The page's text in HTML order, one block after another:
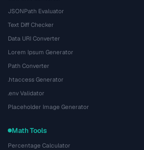
JSONPath Evaluator
Text Diff Checker
Data URI Converter
Lorem Ipsum Generator
Path Converter
.htaccess Generator
.env Validator
Placeholder Image Generator
Math Tools
Percentage Calculator